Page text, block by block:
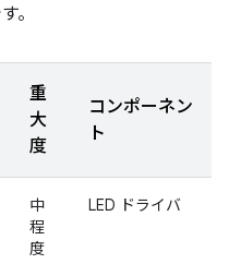
。
重
大
度
コンポーネン
ト
中
程
度
LED ドライバ